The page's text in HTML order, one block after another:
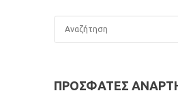
ΠΡΟΣΦΑΤΕΣ